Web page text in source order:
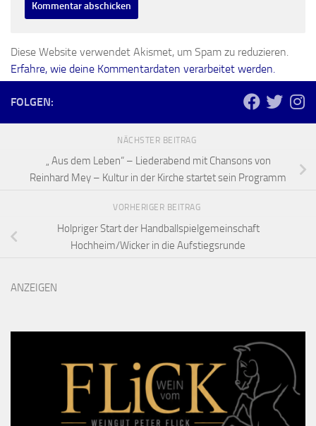
Diese Website verwendet Akismet, um Spam zu reduzieren.
Erfahre, wie deine Kommentardaten verarbeitet werden.
FOLGEN:
NÄCHSTER BEITRAG
„ Aus dem Leben“ – Liederabend mit Chansons von
Reinhard Mey – Kultur in der Kirche startet sein Programm
VORHERIGER BEITRAG
Holpriger Start der Handballspielgemeinschaft
Hochheim/Wicker in die Aufstiegsrunde
ANZEIGEN